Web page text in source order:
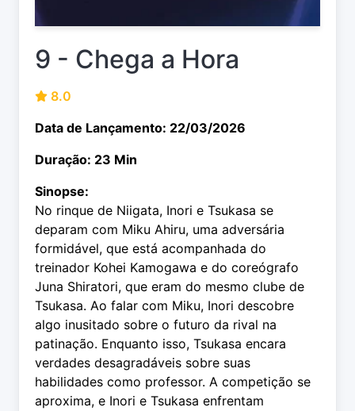
9 - Chega a Hora
8.0
Data de Lançamento: 22/03/2026
Duração: 23 Min
Sinopse:
No rinque de Niigata, Inori e Tsukasa se
deparam com Miku Ahiru, uma adversária
formidável, que está acompanhada do
treinador Kohei Kamogawa e do coreógrafo
Juna Shiratori, que eram do mesmo clube de
Tsukasa. Ao falar com Miku, Inori descobre
algo inusitado sobre o futuro da rival na
patinação. Enquanto isso, Tsukasa encara
verdades desagradáveis sobre suas
habilidades como professor. A competição se
aproxima, e Inori e Tsukasa enfrentam